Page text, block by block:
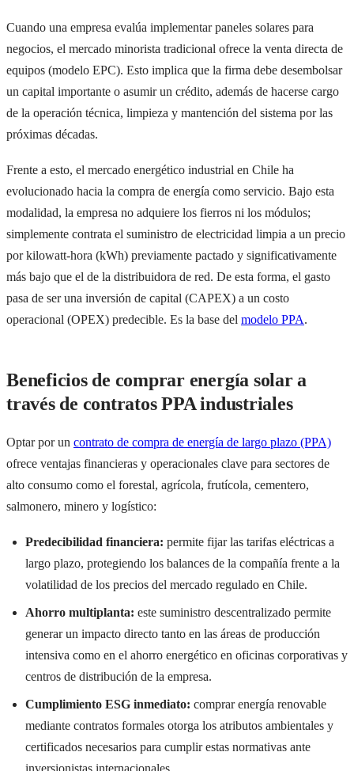
Cuando una empresa evalúa implementar paneles solares para
negocios, el mercado minorista tradicional ofrece la venta directa de
equipos (modelo EPC). Esto implica que la firma debe desembolsar
un capital importante o asumir un crédito, además de hacerse cargo
de la operación técnica, limpieza y mantención del sistema por las
próximas décadas.
Frente a esto, el mercado energético industrial en Chile ha
evolucionado hacia la compra de energía como servicio. Bajo esta
modalidad, la empresa no adquiere los fierros ni los módulos;
simplemente contrata el suministro de electricidad limpia a un precio
por kilowatt-hora (kWh) previamente pactado y significativamente
más bajo que el de la distribuidora de red. De esta forma, el gasto
pasa de ser una inversión de capital (CAPEX) a un costo
operacional (OPEX) predecible. Es la base del modelo PPA.
Beneficios de comprar energía solar a
través de contratos PPA industriales
Optar por un contrato de compra de energía de largo plazo (PPA)
ofrece ventajas financieras y operacionales clave para sectores de
alto consumo como el forestal, agrícola, frutícola, cementero,
salmonero, minero y logístico:
Predecibilidad financiera: permite fijar las tarifas eléctricas a
largo plazo, protegiendo los balances de la compañía frente a la
volatilidad de los precios del mercado regulado en Chile.
Ahorro multiplanta: este suministro descentralizado permite
generar un impacto directo tanto en las áreas de producción
intensiva como en el ahorro energético en oficinas corporativas y
centros de distribución de la empresa.
Cumplimiento ESG inmediato: comprar energía renovable
mediante contratos formales otorga los atributos ambientales y
certificados necesarios para cumplir estas normativas ante